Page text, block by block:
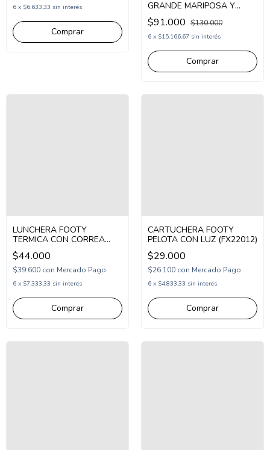
6 x $6.633,33 sin interés
GRANDE MARIPOSA Y
BRILLOS (FX26341)
$91.000 $130.000
6 x $15.166,67 sin interés
LUNCHERA FOOTY
TERMICA CON CORREA
MARGARITA (FX26135)
$44.000
$39.600 con Mercado Pago
6 x $7.333,33 sin interés
CARTUCHERA FOOTY
PELOTA CON LUZ (FX22012)
$29.000
$26.100 con Mercado Pago
6 x $4.833,33 sin interés